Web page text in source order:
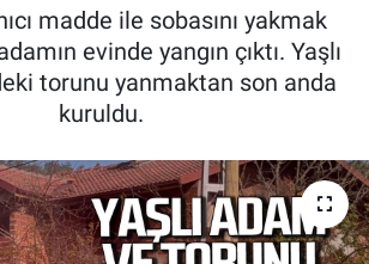
madde ile sobasını yakmak
evinde yangın çıktı. Yaşlı
torunu yanmaktan son anda
kuruldu.